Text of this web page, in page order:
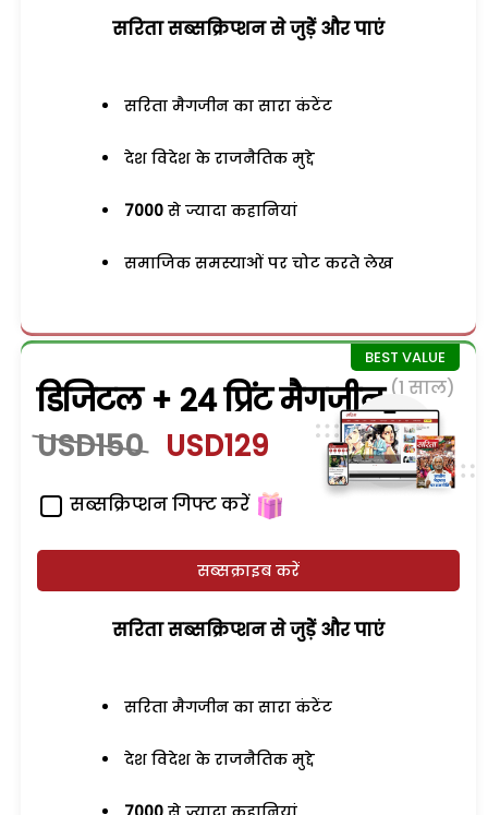
सरिता सब्सक्रिप्शन से जुड़ेें और पाएं
सरिता मैगजीन का सारा कंटेंट
देश विदेश के राजनैतिक मुद्दे
7000 से ज्यादा कहानियां
समाजिक समस्याओं पर चोट करते लेख
डिजिटल + 24 प्रिंट मैगजीन (1 साल)
USD150 USD129
सब्सक्रिप्शन गिफ्ट करें
सब्सक्राइब करें
सरिता सब्सक्रिप्शन से जुड़ेें और पाएं
सरिता मैगजीन का सारा कंटेंट
देश विदेश के राजनैतिक मुद्दे